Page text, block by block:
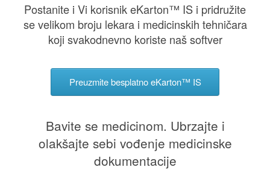
Postanite i Vi korisnik eKarton™ IS i pridružite
se velikom broju lekara i medicinskih tehničara
koji svakodnevno koriste naš softver
Preuzmite besplatno eKarton™ IS
Bavite se medicinom. Ubrzajte i
olakšajte sebi vođenje medicinske
dokumentacije